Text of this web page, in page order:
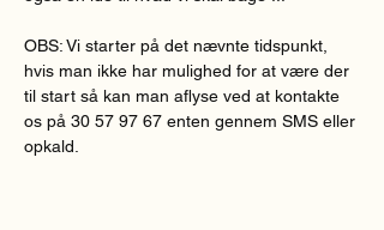
OBS: Vi starter på det nævnte tidspunkt,
hvis man ikke har mulighed for at være der
til start så kan man aflyse ved at kontakte
os på 30 57 97 67 enten gennem SMS eller
opkald.